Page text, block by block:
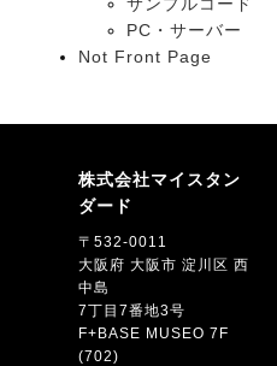
PC・サーバー
Not Front Page
株式会社マイスタン
ダード
〒532-0011
大阪府 大阪市 淀川区 西
中島
7丁目7番地3号
F+BASE MUSEO 7F
(702)